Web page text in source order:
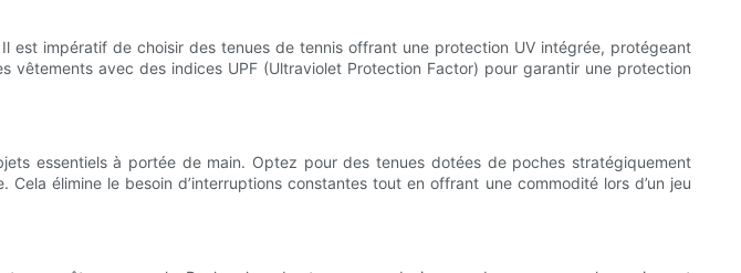
est impératif de choisir des tenues de tennis offrant une protection UV intégrée, protégeant
avec des indices UPF (Ultraviolet Protection Factor) pour garantir une protection
essentiels à portée de main. Optez pour des tenues dotées de poches stratégiquement
élimine le besoin d’interruptions constantes tout en offrant une commodité lors d’un jeu